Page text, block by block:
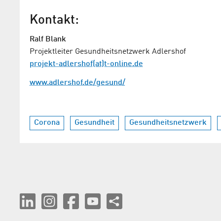
Kontakt:
Ralf Blank
Projektleiter Gesundheitsnetzwerk Adlershof
projekt-adlershof(at)t-online.de
www.adlershof.de/gesund/
Corona Gesundheit Gesundheitsnetzwerk